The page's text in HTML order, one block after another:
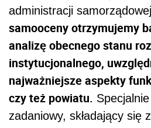
administracji
samooceny otrzymujemy
analizę obecnego stanu
instytucjonalnego,
najważniejsze aspekty
czy też powiatu. Specjalnie
zadaniowy, składający się